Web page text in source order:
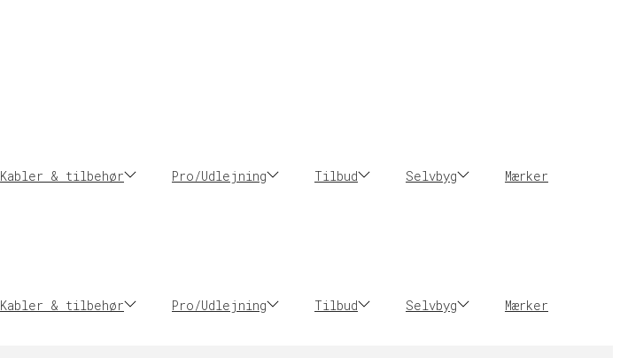
Kabler & tilbehør Pro/Udlejning Tilbud Selvbyg Mærker
Kabler & tilbehør Pro/Udlejning Tilbud Selvbyg Mærker